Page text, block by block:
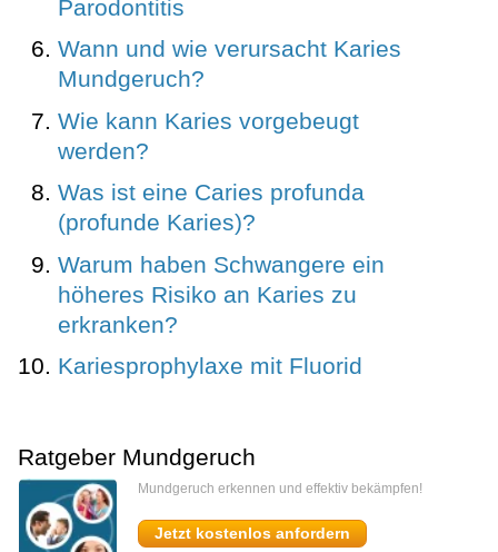
Parodontitis
Wann und wie verursacht Karies
Mundgeruch?
Wie kann Karies vorgebeugt
werden?
Was ist eine Caries profunda
(profunde Karies)?
Warum haben Schwangere ein
höheres Risiko an Karies zu
erkranken?
Kariesprophylaxe mit Fluorid
Ratgeber Mundgeruch
Mundgeruch erkennen und effektiv bekämpfen!
Jetzt kostenlos anfordern